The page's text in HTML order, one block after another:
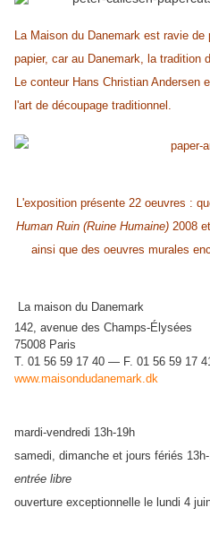
La Maison du Danemark est ravie
papier, car au Danemark, la tradition
Le conteur Hans Christian Andersen
l'art de découpage traditionnel.
L'exposition présente 22 oeuvres :
Human Ruin (Ruine Humaine) 2008 et
ainsi que des oeuvres murales
La maison du Danemark
142, avenue des Champs-Élysées
75008 Paris
T. 01 56 59 17 40 — F. 01 56 59 17
www.maisondudanemark.dk
mardi-vendredi 13h-19h
samedi, dimanche et jours fériés
entrée libre
ouverture exceptionnelle le lundi 4